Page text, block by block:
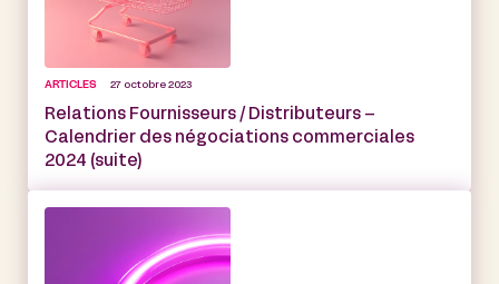
ARTICLES 27 octobre 2023
Relations Fournisseurs / Distributeurs –
Calendrier des négociations commerciales
2024 (suite)